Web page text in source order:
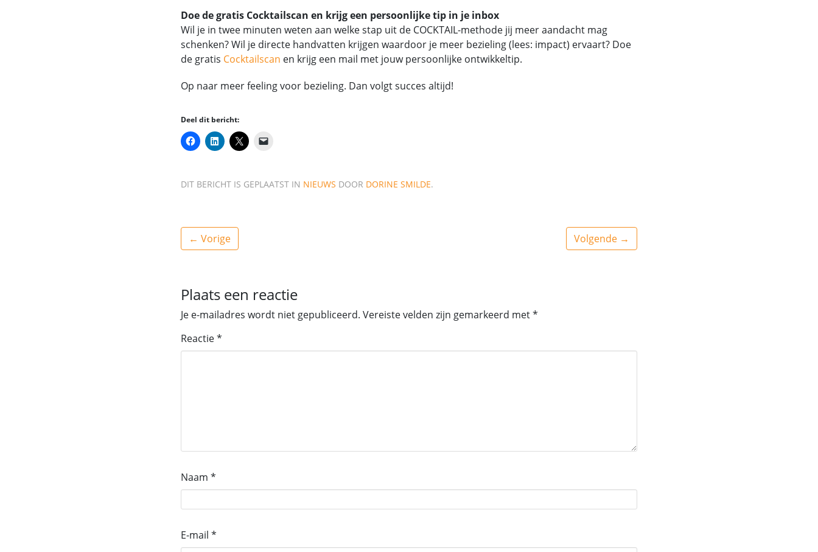
Doe de gratis Cocktailscan en krijg een persoonlijke tip in je inbox
Wil je in twee minuten weten aan welke stap uit de COCKTAIL-methode jij meer aandacht mag
schenken? Wil je directe handvatten krijgen waardoor je meer bezieling (lees: impact) ervaart? Doe
de gratis Cocktailscan en krijg een mail met jouw persoonlijke ontwikkeltip.
Op naar meer feeling voor bezieling. Dan volgt succes altijd!
Deel dit bericht:
DIT BERICHT IS GEPLAATST IN NIEUWS DOOR DORINE SMILDE.
← Vorige Volgende →
Plaats een reactie
Je e-mailadres wordt niet gepubliceerd. Vereiste velden zijn gemarkeerd met*
Reactie*
Naam *
E-mail *